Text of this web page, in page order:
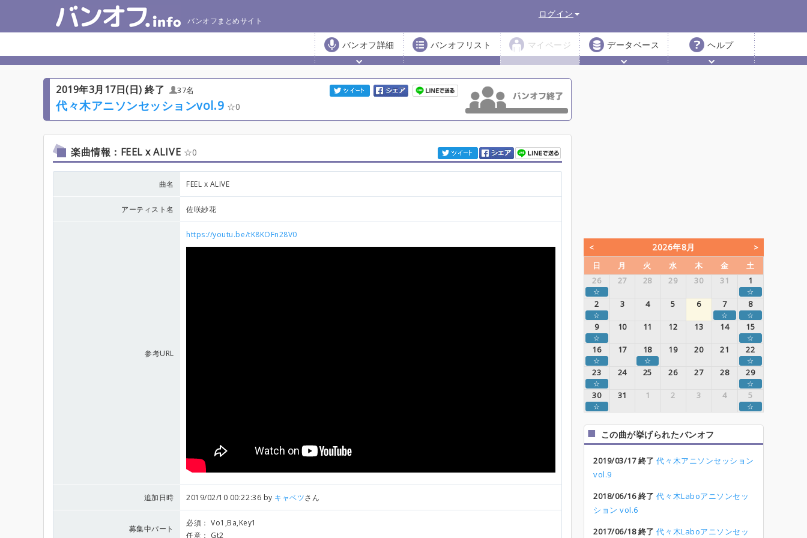
バンオフまとめサイト
ログイン
バンオフ詳細 バンオフリスト マイページ データベース ヘルプ
2019年3月17日(日) 終了 37名
代々木アニソンセッションvol.9 0
楽曲情報：FEEL x ALIVE 0
曲名 FEEL x ALIVE
アーティスト名 佐咲紗花
参考URL
https://youtu.be/tK8KOFn28V0
追加日時 2019/02/10 00:22:36 by キャベツさん
募集中パート
必須： Vo1,Ba,Key1
任意： Gt2
2026年8月
日 月 火 水 木 金
土
26
27 28 29 30 31 1
☆ ☆
2 3 4 5 6 7 8
☆ ☆ ☆
9 10 11 12 13 14 15
☆ ☆
16 17 18 19 20 21 22
☆ ☆ ☆
23 24 25 26 27 28 29
☆ ☆
30 31 1 2 3 4 5
☆ ☆
この曲が挙げられたバンオフ
2019/03/17 終了 代々木アニソンセッション
vol.9
2018/06/16 終了 代々木Laboアニソンセッ
ション vol.6
2017/06/18 終了 代々木Laboアニソンセッ